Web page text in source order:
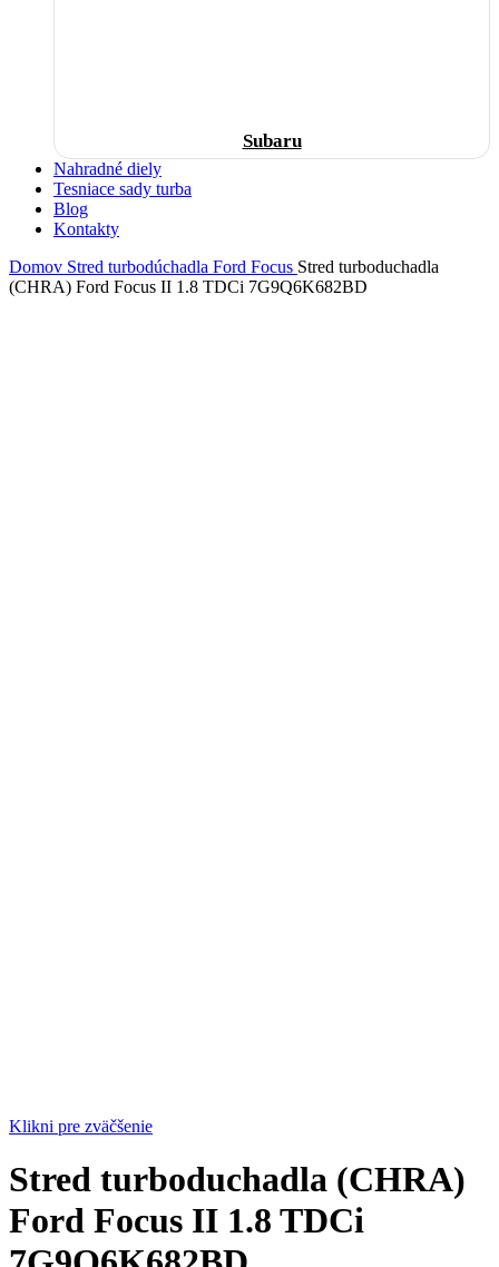
Subaru
Nahradné diely
Tesniace sady turba
Blog
Kontakty
Domov Stred turbodúchadla Ford Focus Stred turboduchadla
(CHRA) Ford Focus II 1.8 TDCi 7G9Q6K682BD
Klikni pre zväčšenie
Stred turboduchadla (CHRA)
Ford Focus II 1.8 TDCi